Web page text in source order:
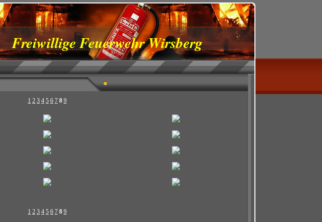
Freiwillige Feuerwehr Wirsberg
1 2 3 4 5 6 7 8 9
1 2 3 4 5 6 7 8 9